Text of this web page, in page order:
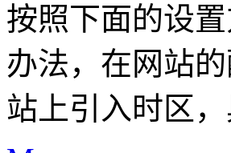
按照下面的设
办法，在网站
站上引入时区